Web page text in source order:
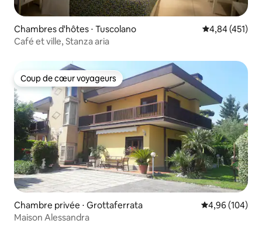
Chambres d'hôtes ⋅ Tuscolano Évaluation
4,84 (451)
Café et ville, Stanza aria
Coup de cœur voyageurs
Coup de cœur voyageurs
Chambre privée ⋅ Grottaferrata Évaluation
4,96 (104)
Maison Alessandra